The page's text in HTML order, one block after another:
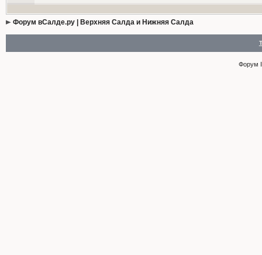
Форум вСалде.ру | Верхняя Салда и Нижняя Салда
Форум